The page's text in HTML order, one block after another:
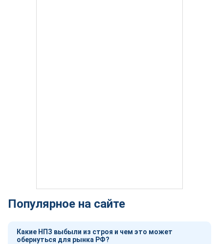
Популярное на сайте
Какие НПЗ выбыли из строя и чем это может
обернуться для рынка РФ?